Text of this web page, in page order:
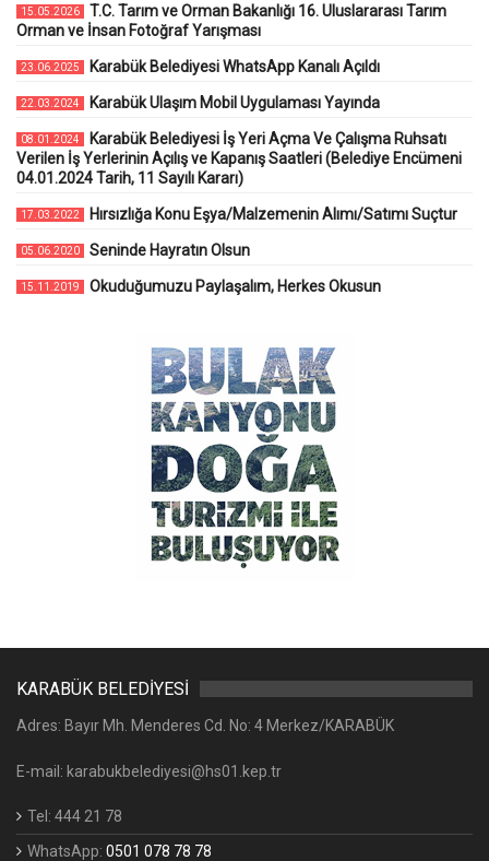
15.05.2026
T.C. Tarım ve Orman Bakanlığı 16. Uluslararası Tarım
Orman ve İnsan Fotoğraf Yarışması
23.06.2025 Karabük Belediyesi WhatsApp Kanalı Açıldı
22.03.2024 Karabük Ulaşım Mobil Uygulaması Yayında
08.01.2024
Karabük Belediyesi İş Yeri Açma Ve Çalışma Ruhsatı
Verilen İş Yerlerinin Açılış ve Kapanış Saatleri (Belediye Encümeni
04.01.2024 Tarih, 11 Sayılı Kararı)
17.03.2022 Hırsızlığa Konu Eşya/Malzemenin Alımı/Satımı Suçtur
05.06.2020 Seninde Hayratın Olsun
15.11.2019 Okuduğumuzu Paylaşalım, Herkes Okusun
KARABÜK BELEDİYESİ
Adres: Bayır Mh. Menderes Cd. No: 4 Merkez/KARABÜK
E-mail: karabukbelediyesi@hs01.kep.tr
Tel: 444 21 78
WhatsApp: 0501 078 78 78